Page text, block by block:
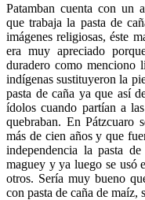
Patamban cuenta con un
que trabaja la pasta de
imágenes religiosas, éste
era muy apreciado
duradero como menciono
indígenas sustituyeron la
pasta de caña ya que así
ídolos cuando partían a
quebraban. En Pátzcuaro
más de cien años y que
independencia la pasta
maguey y ya luego se usó
otros. Sería muy bueno
con pasta de caña de maíz,